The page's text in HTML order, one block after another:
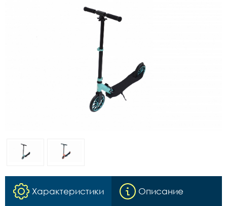
Характеристики Описание